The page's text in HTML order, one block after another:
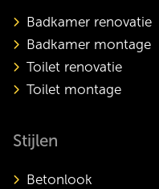
Badkamer renovatie
Badkamer montage
Toilet renovatie
Toilet montage
Stijlen
Betonlook